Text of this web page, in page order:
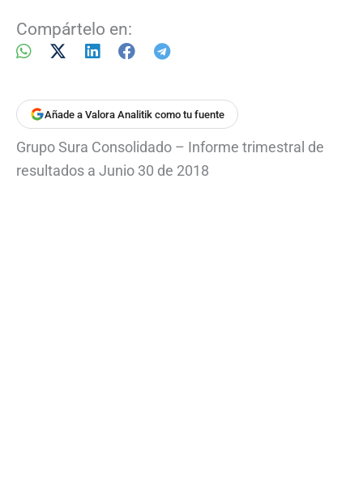
Compártelo en:
Añade a Valora Analitik como tu fuente
Grupo Sura Consolidado – Informe trimestral de
resultados a Junio 30 de 2018